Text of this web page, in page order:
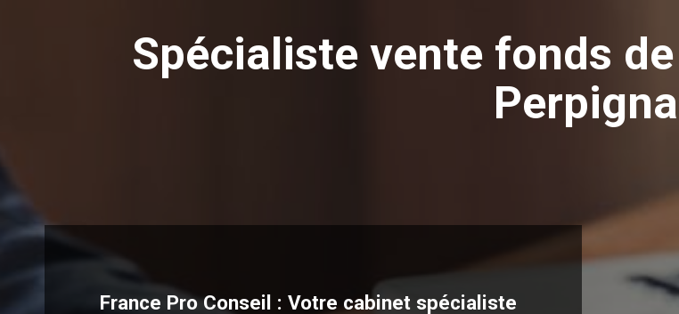
Spécialiste vente fonds
France Pro Conseil : Votre cabinet spécialiste